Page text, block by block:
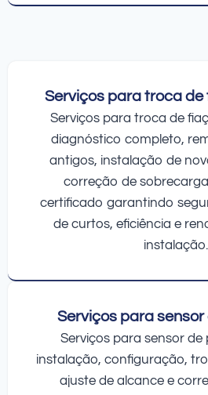
Serviços para troca
Serviços para troca de
diagnóstico completo,
antigos, instalação de
correção de
certificado garantindo
de curtos, eficiência e
instalação.
Serviços para
Serviços para sensor de
instalação, configuração,
ajuste de alcance e